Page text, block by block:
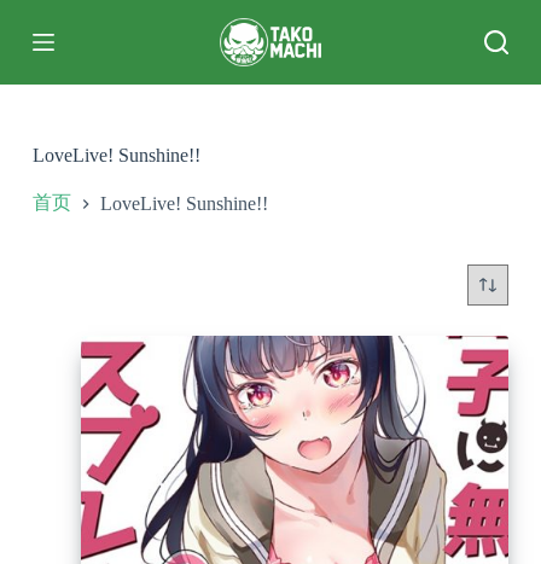
过
LoveLive! Sunshine!!
首页 LoveLive! Sunshine!!